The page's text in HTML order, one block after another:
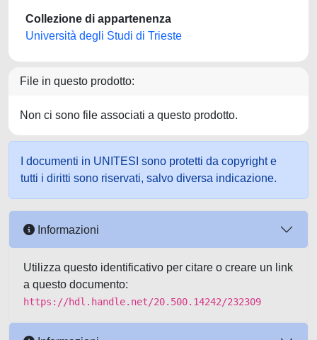
Collezione di appartenenza
Università degli Studi di Trieste
File in questo prodotto:
Non ci sono file associati a questo prodotto.
I documenti in UNITESI sono protetti da copyright e
tutti i diritti sono riservati, salvo diversa indicazione.
Informazioni
Utilizza questo identificativo per citare o creare un link
a questo documento:
https://hdl.handle.net/20.500.14242/232309